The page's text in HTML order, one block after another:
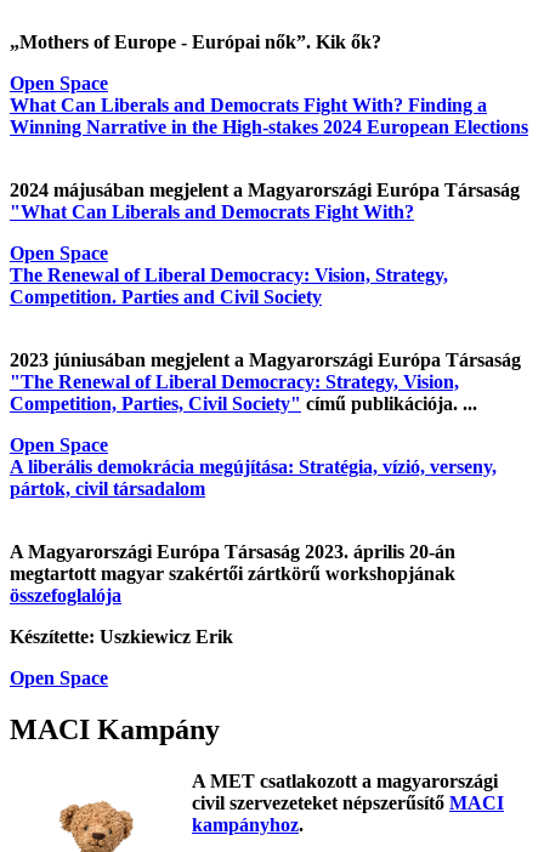
„Mothers of Europe - Európai nők”. Kik ők?
Open Space
What Can Liberals and Democrats Fight With? Finding a
Winning Narrative in the High-stakes 2024 European Elections
2024 májusában megjelent a Magyarországi Európa Társaság
"What Can Liberals and Democrats Fight With?
Open Space
The Renewal of Liberal Democracy: Vision, Strategy,
Competition. Parties and Civil Society
2023 júniusában megjelent a Magyarországi Európa Társaság
"The Renewal of Liberal Democracy: Strategy, Vision,
Competition, Parties, Civil Society" című publikációja. ...
Open Space
A liberális demokrácia megújítása: Stratégia, vízió, verseny,
pártok, civil társadalom
A Magyarországi Európa Társaság 2023. április 20-án
megtartott magyar szakértői zártkörű workshopjának
összefoglalója
Készítette: Uszkiewicz Erik
Open Space
MACI Kampány
A MET csatlakozott a magyarországi
civil szervezeteket népszerűsítő MACI
kampányhoz.